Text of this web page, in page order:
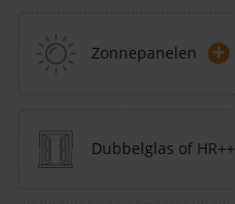
Zonnepanelen +
Dubbelglas of HR++